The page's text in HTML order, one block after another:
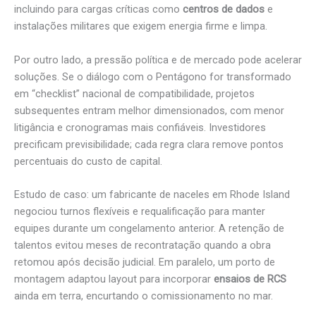
incluindo para cargas críticas como centros de dados e
instalações militares que exigem energia firme e limpa.
Por outro lado, a pressão política e de mercado pode acelerar
soluções. Se o diálogo com o Pentágono for transformado
em “checklist” nacional de compatibilidade, projetos
subsequentes entram melhor dimensionados, com menor
litigância e cronogramas mais confiáveis. Investidores
precificam previsibilidade; cada regra clara remove pontos
percentuais do custo de capital.
Estudo de caso: um fabricante de naceles em Rhode Island
negociou turnos flexíveis e requalificação para manter
equipes durante um congelamento anterior. A retenção de
talentos evitou meses de recontratação quando a obra
retomou após decisão judicial. Em paralelo, um porto de
montagem adaptou layout para incorporar ensaios de RCS
ainda em terra, encurtando o comissionamento no mar.